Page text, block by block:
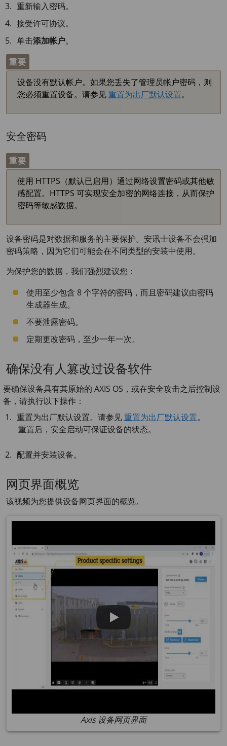
重新输入密码。
接受许可协议。
单击添加帐户。
重要
设备没有默认帐户。如果您丢失了管理员帐户密码，则
您必须重置设备。请参见重置为出厂默认设置。
安全密码
重要
使用 HTTPS（默认已启用）通过网络设置密码或其他敏
感配置。HTTPS 可实现安全加密的网络连接，从而保护
密码等敏感数据。
设备密码是对数据和服务的主要保护。安讯士设备不会强加
密码策略，因为它们可能会在不同类型的安装中使用。
为保护您的数据，我们强烈建议您：
使用至少包含 8 个字符的密码，而且密码建议由密码
生成器生成。
不要泄露密码。
定期更改密码，至少一年一次。
确保没有人篡改过设备软件
要确保设备具有其原始的 AXIS OS，或在安全攻击之后控制设
备，请执行以下操作：
重置为出厂默认设置。请参见重置为出厂默认设置。
重置后，安全启动可保证设备的状态。
配置并安装设备。
网页界面概览
该视频为您提供设备网页界面的概览。
Axis 设备网页界面